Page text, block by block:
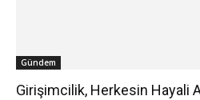
Gündem
Girişimcilik, Herkesin Hayali